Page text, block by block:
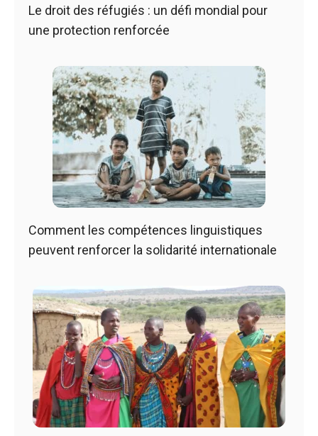
Le droit des réfugiés : un défi mondial pour
une protection renforcée
Comment les compétences linguistiques
peuvent renforcer la solidarité internationale